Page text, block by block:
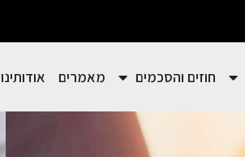
חוזים והסכמים מאמרים אודותינו